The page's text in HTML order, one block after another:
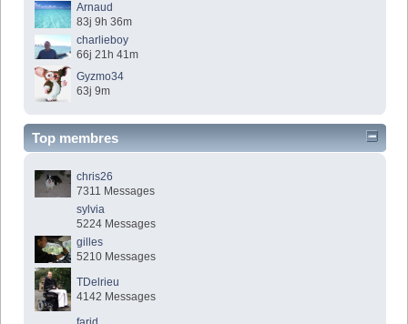
Arnaud
83j 9h 36m
charlieboy
66j 21h 41m
Gyzmo34
63j 9m
Top membres
chris26
7311 Messages
sylvia
5224 Messages
gilles
5210 Messages
TDelrieu
4142 Messages